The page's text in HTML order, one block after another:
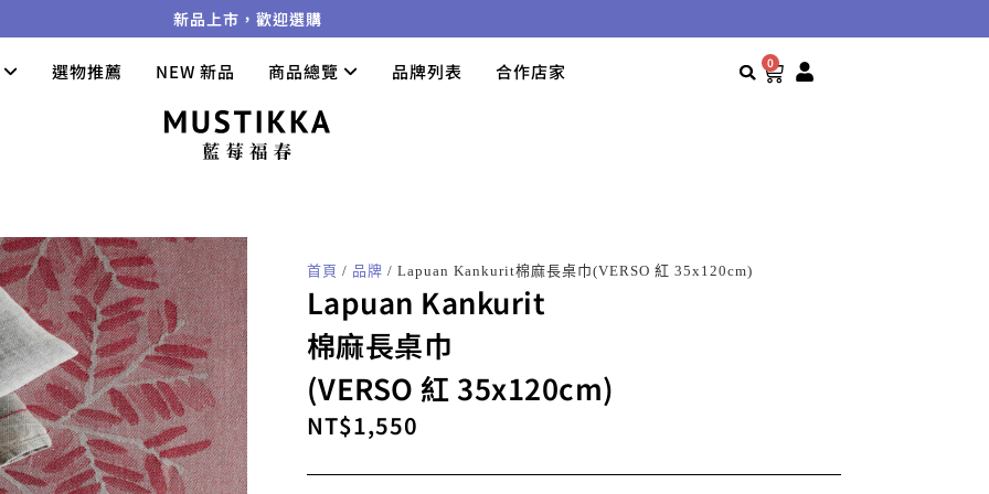
新品上市，歡迎選購
選物推薦 NEW 新品 商品總覽 品牌列表 合作店家 0
首頁 / 品牌 / Lapuan Kankurit棉麻長桌巾(VERSO 紅 35x120cm)
Lapuan Kankurit
棉麻長桌巾
(VERSO 紅 35x120cm)
NT$1,550